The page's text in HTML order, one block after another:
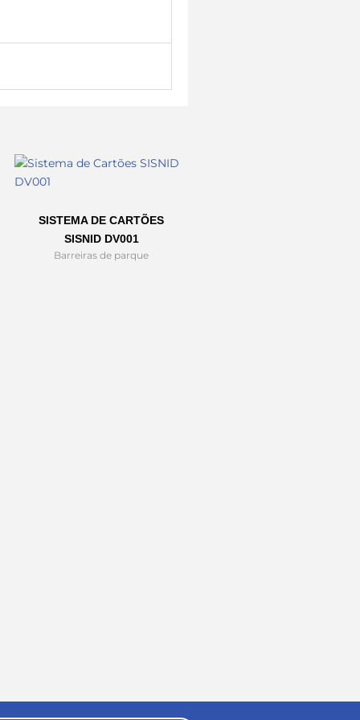
SISTEMA DE CARTÕES
SISNID DV001
Barreiras de parque